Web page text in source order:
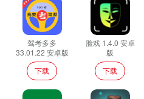
驾考多多
33.01.22 安卓版
下载
脸戏 1.4.0 安卓
版
下载